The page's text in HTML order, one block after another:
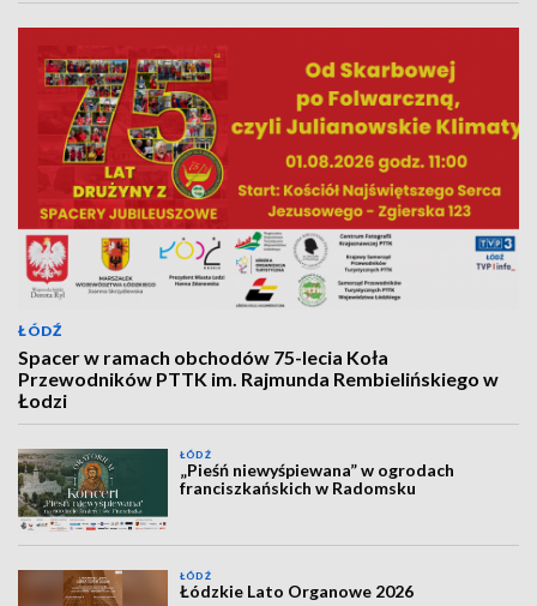
ŁÓDŹ
Spacer w ramach obchodów 75-lecia Koła
Przewodników PTTK im. Rajmunda Rembielińskiego w
Łodzi
ŁÓDŹ
„Pieśń niewyśpiewana” w ogrodach
franciszkańskich w Radomsku
ŁÓDŹ
Łódzkie Lato Organowe 2026